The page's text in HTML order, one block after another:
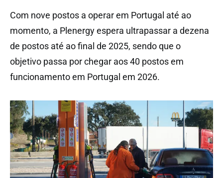
Com nove postos a operar em Portugal até ao
momento, a Plenergy espera ultrapassar a dezena
de postos até ao final de 2025, sendo que o
objetivo passa por chegar aos 40 postos em
funcionamento em Portugal em 2026.